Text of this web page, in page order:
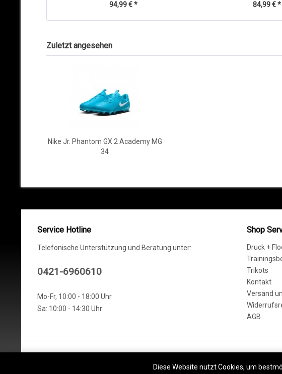
94,99 € * 84,99 € *
Zuletzt angesehen
Nike Jr. Phantom GX 2 Academy MG
34
Service Hotline
Telefonische Unterstützung und Beratung unter:
0421-6960610
Mo-Fr, 10:00 - 18:00 Uhr
Sa: 10:00 - 14:30 Uhr
Shop
Druck +
Trikots
Kontakt
Versand
AGB
Diese Website nutzt Cookies, um